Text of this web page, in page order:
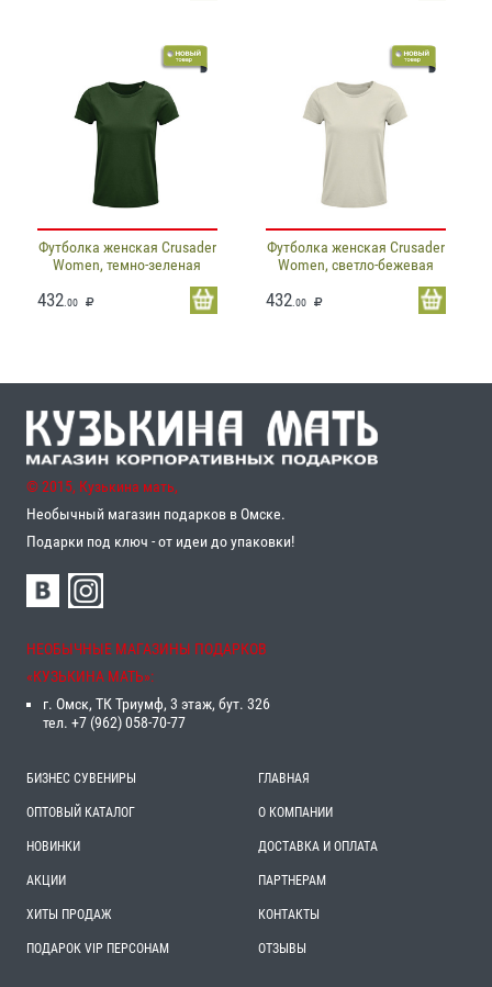
Футболка женская Crusader
Women, темно-зеленая
432 .00
Футболка женская Crusader
Women, светло-бежевая
432.00
© 2015, Кузькина мать,
Необычный магазин подарков в Омске.
Подарки под ключ - от идеи до упаковки!
НЕОБЫЧНЫЕ МАГАЗИНЫ ПОДАРКОВ
«‎КУЗЬКИНА МАТЬ»‎:
г. Омск, ТК Триумф, 3 этаж, бут. 326
тел. +7 (962) 058-70-77
БИЗНЕС СУВЕНИРЫ
ОПТОВЫЙ КАТАЛОГ
НОВИНКИ
АКЦИИ
ХИТЫ ПРОДАЖ
ПОДАРОК VIP ПЕРСОНАМ
ГЛАВНАЯ
О КОМПАНИИ
ДОСТАВКА И ОПЛАТА
ПАРТНЕРАМ
КОНТАКТЫ
ОТЗЫВЫ